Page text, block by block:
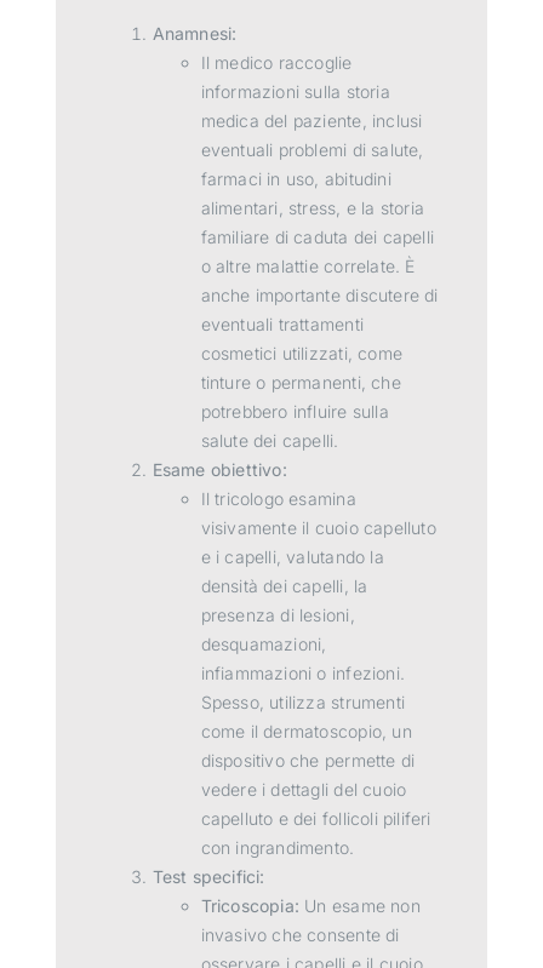
Anamnesi:
Il medico raccoglie
informazioni sulla storia
medica del paziente, inclusi
eventuali problemi di salute,
farmaci in uso, abitudini
alimentari, stress, e la storia
familiare di caduta dei capelli
o altre malattie correlate. È
anche importante discutere di
eventuali trattamenti
cosmetici utilizzati, come
tinture o permanenti, che
potrebbero influire sulla
salute dei capelli.
Esame obiettivo:
Il tricologo esamina
visivamente il cuoio capelluto
e i capelli, valutando la
densità dei capelli, la
presenza di lesioni,
desquamazioni,
infiammazioni o infezioni.
Spesso, utilizza strumenti
come il dermatoscopio, un
dispositivo che permette di
vedere i dettagli del cuoio
capelluto e dei follicoli piliferi
con ingrandimento.
Test specifici:
Tricoscopia: Un esame non
invasivo che consente di